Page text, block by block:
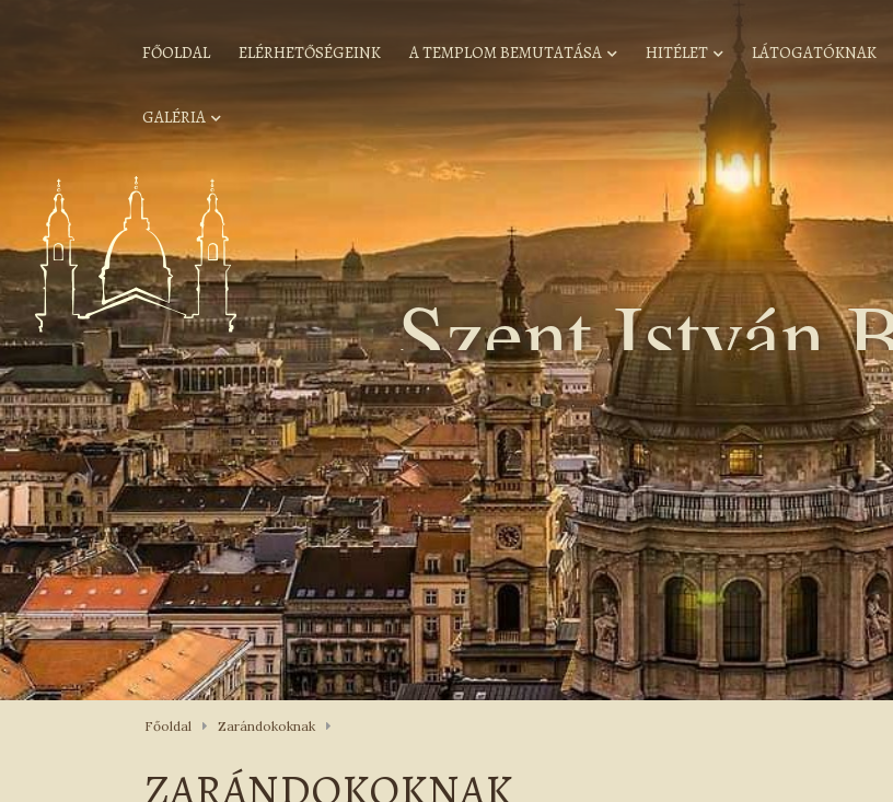
FŐOLDAL ELÉRHETŐSÉGEINK A TEMPLOM BEMUTATÁSA HITÉLET LÁTOGATÓKNAK
GALÉRIA
Szent István
Főoldal Zarándokoknak